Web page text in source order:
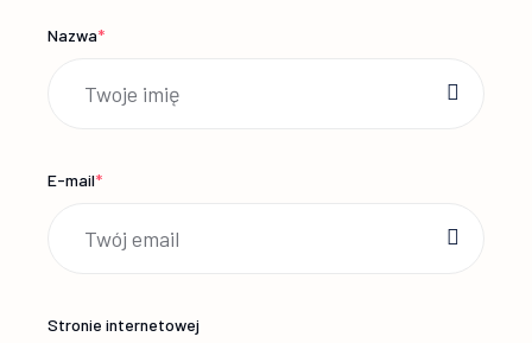
Nazwa*
E-mail*
Stronie internetowej